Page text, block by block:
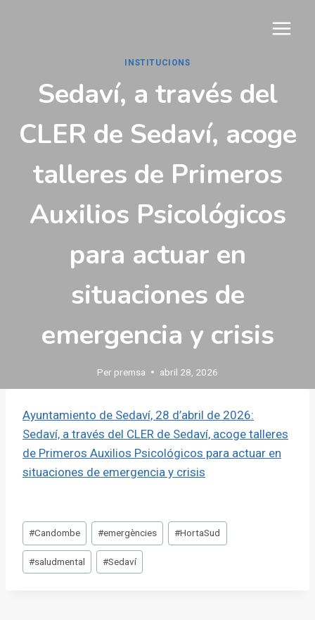
INSTITUCIONS
Sedaví, a través del
CLER de Sedaví, acoge
talleres de Primeros
Auxilios Psicológicos
para actuar en
situaciones de
emergencia y crisis
Per premsa abril 28, 2026
Ayuntamiento de Sedaví, 28 d’abril de 2026:
Sedaví, a través del CLER de Sedaví, acoge talleres
de Primeros Auxilios Psicológicos para actuar en
situaciones de emergencia y crisis
Etiquetes
d'entrada
#Candombe #emergències #HortaSud
#saludmental #Sedaví